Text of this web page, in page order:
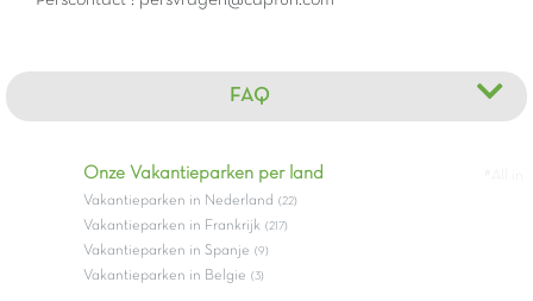
FAQ
Onze Vakantieparken per land
Vakantieparken in Nederland (22)
Vakantieparken in Frankrijk (217)
Vakantieparken in Spanje (9)
Vakantieparken in Belgie (3)